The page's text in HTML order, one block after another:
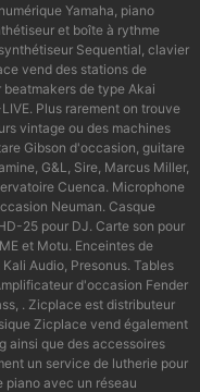
Yamaha, piano
et boîte à rythme
Sequential, clavier
vend des stations de
de type Akai
Plus rarement on trouve
vintage ou des machines
Gibson d'occasion, guitare
G&L, Sire, Marcus Miller,
Cuenca. Microphone
Neuman. Casque
25 pour DJ. Carte son pour
et Motu. Enceintes de
Audio, Presonus. Tables
d'occasion Fender
. Zicplace est distributeur
Zicplace vend également
ainsi que des accessoires
un service de lutherie pour
piano avec un réseau